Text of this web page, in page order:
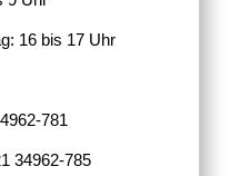
16 bis 17 Uhr
781
34962-785